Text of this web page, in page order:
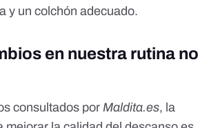
y un colchón adecuado.
en nuestra rutina no
consultados por Maldita.es, la